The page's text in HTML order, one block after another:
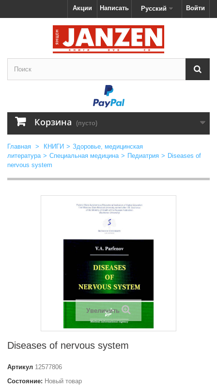
Войти
Русский
Написать
Акции
Корзина (пусто)
Главная > КНИГИ > Здоровье, медицинская
литература > Специальная медицина > Педиатрия > Diseases of
nervous system
Увеличить
Diseases of nervous system
Артикул 12577806
Состояние: Новый товар